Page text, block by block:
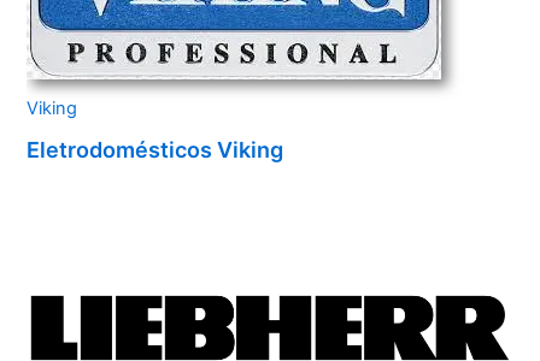
Viking
Eletrodomésticos Viking